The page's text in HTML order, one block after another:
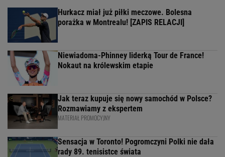
Hurkacz miał już piłki meczowe. Bolesna
porażka w Montrealu! [ZAPIS RELACJI]
Niewiadoma-Phinney liderką Tour de France!
Nokaut na królewskim etapie
Jak teraz kupuje się nowy samochód w Polsce?
Rozmawiamy z ekspertem
MATERIAŁ PROMOCYJNY
Sensacja w Toronto! Pogromczyni Polki nie dała
rady 89. tenisistce świata